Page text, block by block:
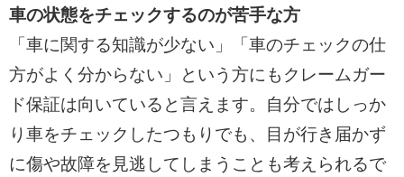
車の状態をチェックするのが苦手な方
「車に関する知識が少ない」「車のチェックの仕
方がよく分からない」という方にもクレームガー
ド保証は向いていると言えます。自分ではしっか
り車をチェックしたつもりでも、目が行き届かず
に傷や故障を見逃してしまうことも考えられるで